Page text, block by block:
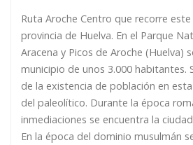
Ruta Aroche Centro que recorre
provincia de Huelva. En el Parque
Aracena y Picos de Aroche (Huelva)
municipio de unos 3.000 habitantes.
de la existencia de población en
del paleolítico. Durante la época
inmediaciones se encuentra la
En la época del dominio musulmán